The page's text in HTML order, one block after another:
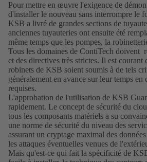
Pour mettre en œuvre l'exigence de
d'installer le nouveau sans interrompre le
KSB a livré de grandes sections de
anciennes tuyauteries ont ensuite été
même temps que les pompes, la
Tous les domaines de ContiTech doivent
et des directives très strictes. Il est courant
robinets de KSB soient soumis à de tels
généralement en avance sur leur temps
requises.
L'approbation de l'utilisation de KSB
rapidement. Le concept de sécurité du
tous les composants matériels a su
une norme de sécurité du niveau des
assurant un cryptage maximal des
les attaques éventuelles venues de
Mais qu'est-ce qui fait la spécificité de